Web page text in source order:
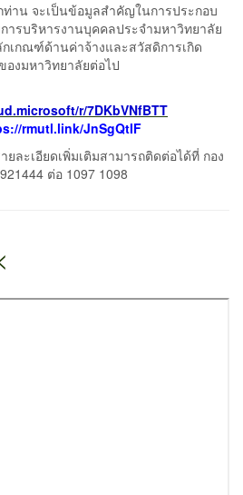
าน จะเป็นข้อมูลสำคัญในการประกอบ
รบริหารงานบุคคลประจำมหาวิทยาลัย
เกณฑ์ด้านค่าจ้างและสวัสดิการเกิด
งมหาวิทยาลัยต่อไป
r/7DKbVNfBTT
rmutl.link/JnSgQtIF
ละเอียดเพิ่มเติมสามารถติดต่อได้ที่ กอง
ต่อ 1097 1098